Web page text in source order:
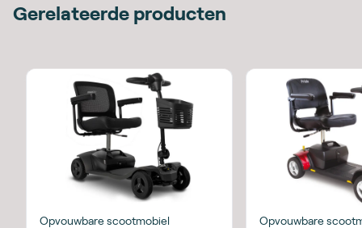
Gerelateerde producten
Opvouwbare scootmobiel Opvouwbare